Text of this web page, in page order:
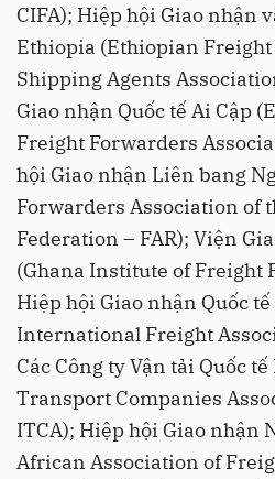
CIFA); Hiệp hội Giao nhận
Ethiopia (Ethiopian
Shipping Agents
Giao nhận Quốc tế Ai Cập
Freight Forwarders
hội Giao nhận Liên bang
Forwarders Association of
Federation – FAR); Viện
(Ghana Institute of Freight
Hiệp hội Giao nhận Quốc
International Freight
Các Công ty Vận tải Quốc
Transport Companies
ITCA); Hiệp hội Giao nhận
African Association of